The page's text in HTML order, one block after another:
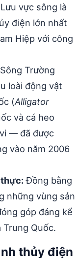
Lưu vực sông là
điện lớn nhất
Hiệp với công
Sông Trường
loài động vật
(Alligator
và cá heo
— đã được
vào năm 2006
thực:Đồng bằng
những vùng sản
góp đáng kể
Quốc.
thủy điện